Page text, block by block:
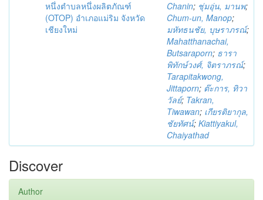
หนึ่งตำบลหนึ่งผลิตภัณฑ์
(OTOP) อำเภอแม่ริม จังหวัด
เชียงใหม่
Chanin; ชุ่มอุ่น, มานพ;
Chum-un, Manop;
มหัทธนชัย, บุษราภรณ์;
Mahatthanachai,
Butsaraporn; ธารา
พิทักษ์วงศ์, จิตราภรณ์;
Tarapitakwong,
Jittaporn; ต๊ะการ, ทิวา
วัลย์; Takran,
Tiwawan; เกียรติยากุล,
ชัยทัศน์; Kiattiyakul,
Chaiyathad
Discover
Author